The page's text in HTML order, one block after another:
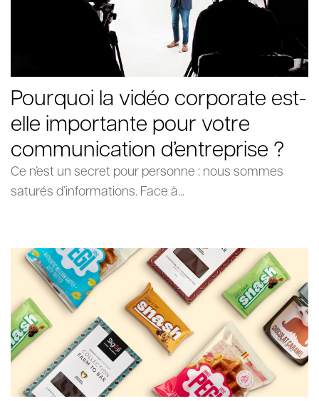
Pourquoi la vidéo corporate est-
elle importante pour votre
communication d’entreprise ?
Ce n’est un secret pour personne : nous sommes
saturés d’informations. Face à...